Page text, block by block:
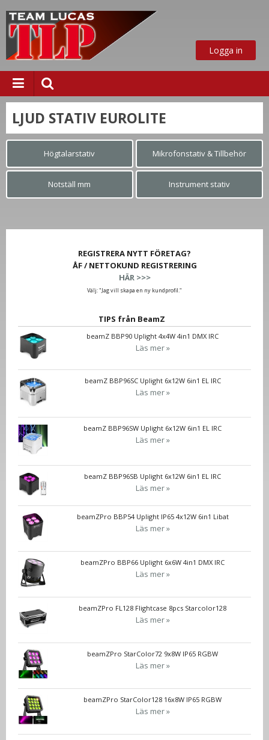
Logga in
nu
LJUD STATIV EUROLITE
Högtalarstativ Mikrofonstativ & Tillbehör
Notställ mm Instrument stativ
REGISTRERA NYTT FÖRETAG?
ÅF / NETTOKUND REGISTRERING
HÄR >>>
Välj: "Jag vill skapa en ny kundprofil."
TIPS från BeamZ
beamZ BBP90 Uplight 4x4W 4in1 DMX IRC
Läs mer »
beamZ BBP96SC Uplight 6x12W 6in1 EL IRC
Läs mer »
beamZ BBP96SW Uplight 6x12W 6in1 EL IRC
Läs mer »
beamZ BBP96SB Uplight 6x12W 6in1 EL IRC
Läs mer »
beamZPro BBP54 Uplight IP65 4x12W 6in1 Libat
Läs mer »
beamZPro BBP66 Uplight 6x6W 4in1 DMX IRC
Läs mer »
beamZPro FL128 Flightcase 8pcs Starcolor128
Läs mer »
beamZPro StarColor72 9x8W IP65 RGBW
Läs mer »
beamZPro StarColor128 16x8W IP65 RGBW
Läs mer »